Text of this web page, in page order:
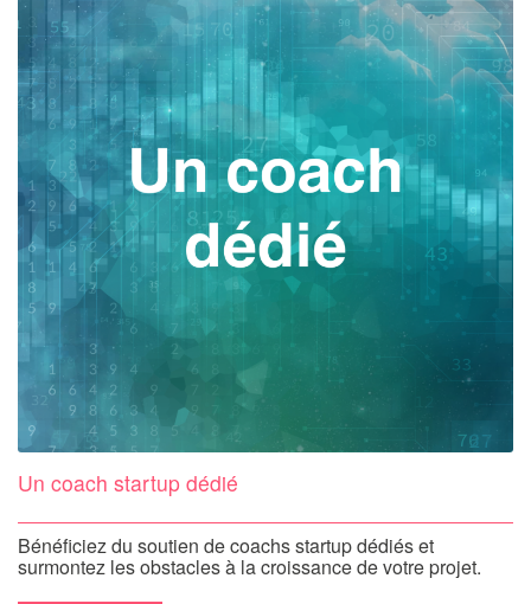
Un coach startup dédié
Bénéficiez du soutien de coachs startup dédiés et
surmontez les obstacles à la croissance de votre projet.